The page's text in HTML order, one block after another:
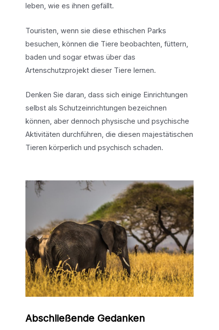
leben, wie es ihnen gefällt.
Touristen, wenn sie diese ethischen Parks
besuchen, können die Tiere beobachten, füttern,
baden und sogar etwas über das
Artenschutzprojekt dieser Tiere lernen.
Denken Sie daran, dass sich einige Einrichtungen
selbst als Schutzeinrichtungen bezeichnen
können, aber dennoch physische und psychische
Aktivitäten durchführen, die diesen majestätischen
Tieren körperlich und psychisch schaden.
Abschließende Gedanken